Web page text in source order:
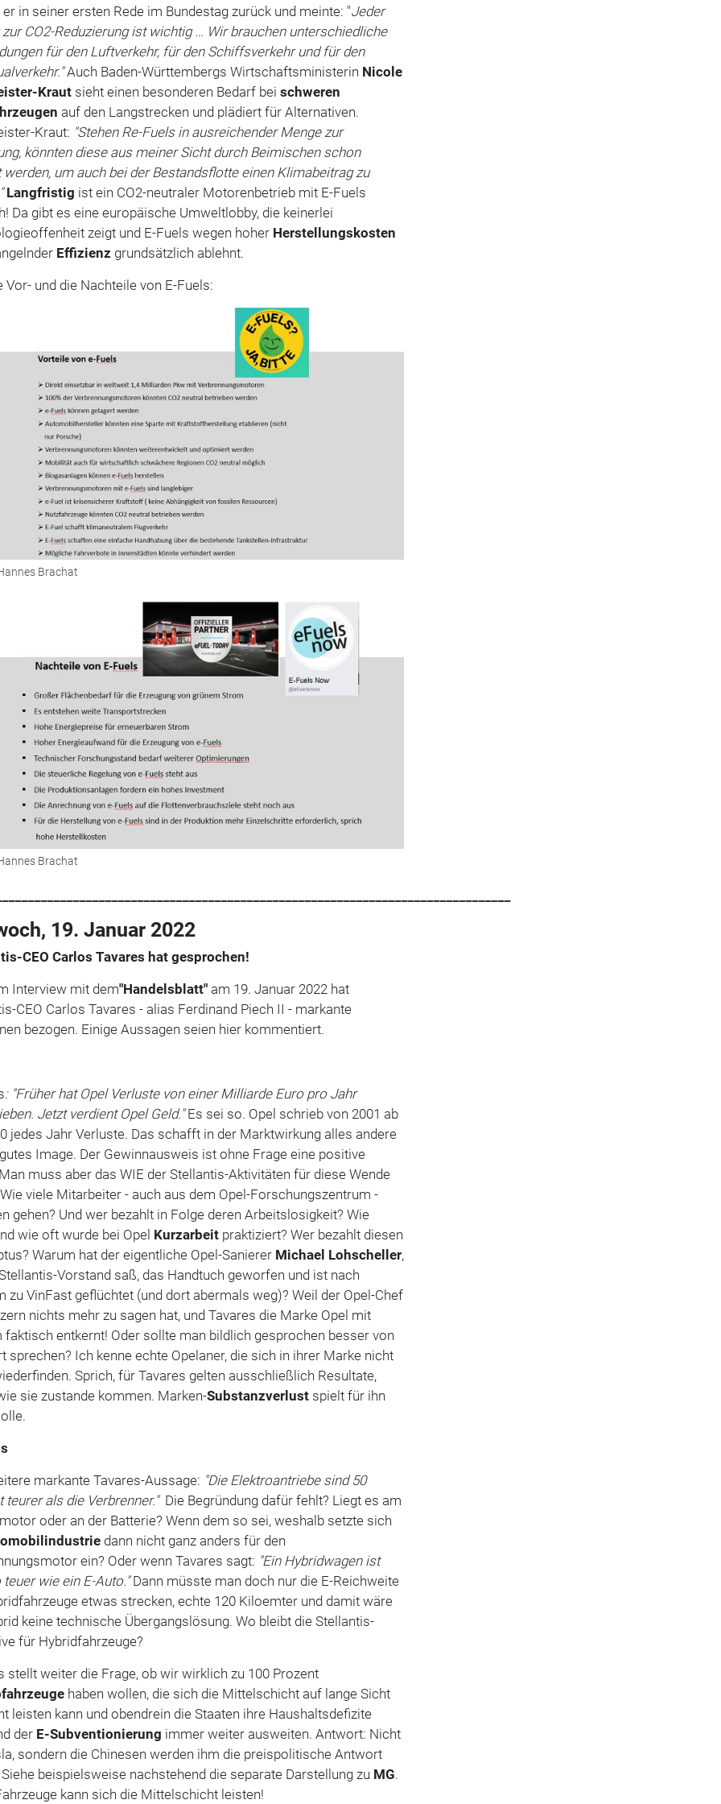
in seiner ersten Rede im Bundestag zurück und meinte: "Jeder
zur CO2-Reduzierung ist wichtig … Wir brauchen unterschiedliche
für den Luftverkehr, für den Schiffsverkehr und für den
Auch Baden-Württembergs Wirtschaftsministerin Nicole
Krautsieht einen besonderen Bedarf bei schweren
auf den Langstrecken und plädiert für Alternativen.
Kraut: "Stehen Re-Fuels in ausreichender Menge zur
könnten diese aus meiner Sicht durch Beimischen schon
werden, um auch bei der Bestandsflotte einen Klimabeitrag zu
Langfristig ist ein CO2-neutraler Motorenbetrieb mit E-Fuels
Da gibt es eine europäische Umweltlobby, die keinerlei
zeigt und E-Fuels wegen hoher Herstellungskosten
Effizienz grundsätzlich ablehnt.
Vor- und die Nachteile von E-Fuels:
Brachat
Brachat
19. Januar 2022
CEO Carlos Tavares hat gesprochen!
Interview mit dem"Handelsblatt" am 19. Januar 2022 hat
CEO Carlos Tavares - alias Ferdinand Piech II - markante
bezogen. Einige Aussagen seien hier kommentiert.
: "Früher hat Opel Verluste von einer Milliarde Euro pro Jahr
Jetzt verdient Opel Geld."Es sei so. Opel schrieb von 2001 ab
jedes Jahr Verluste. Das schafft in der Marktwirkung alles andere
Image. Der Gewinnausweis ist ohne Frage eine positive
muss aber das WIE der Stellantis-Aktivitäten für diese Wende
viele Mitarbeiter - auch aus dem Opel-Forschungszentrum -
gehen? Und wer bezahlt in Folge deren Arbeitslosigkeit? Wie
wie oft wurde bei Opel Kurzarbeitpraktiziert? Wer bezahlt diesen
Warum hat der eigentliche Opel-Sanierer Michael Lohscheller,
Vorstand saß, das Handtuch geworfen und ist nach
zu VinFast geflüchtet (und dort abermals weg)? Weil der Opel-Chef
nichts mehr zu sagen hat, und Tavares die Marke Opel mit
faktisch entkernt! Oder sollte man bildlich gesprochen besser von
sprechen? Ich kenne echte Opelaner, die sich in ihrer Marke nicht
Sprich, für Tavares gelten ausschließlich Resultate,
sie zustande kommen. Marken-Substanzverlustspielt für ihn
markante Tavares-Aussage: "Die Elektroantriebe sind 50
teurer als die Verbrenner."Die Begründung dafür fehlt? Liegt es am
oder an der Batterie? Wenn dem so sei, weshalb setzte sich
dann nicht ganz anders für den
ein? Oder wenn Tavares sagt: "Ein Hybridwagen ist
teuer wie ein E-Auto."Dann müsste man doch nur die E-Reichweite
etwas strecken, echte 120 Kiloemter und damit wäre
keine technische Übergangslösung. Wo bleibt die Stellantis-
für Hybridfahrzeuge?
stellt weiter die Frage, ob wir wirklich zu 100 Prozent
haben wollen, die sich die Mittelschicht auf lange Sicht
leisten kann und obendrein die Staaten ihre Haushaltsdefizite
der E-Subventionierung immer weiter ausweiten. Antwort: Nicht
sondern die Chinesen werden ihm die preispolitische Antwort
beispielsweise nachstehend die separate Darstellung zu MG.
kann sich die Mittelschicht leisten!